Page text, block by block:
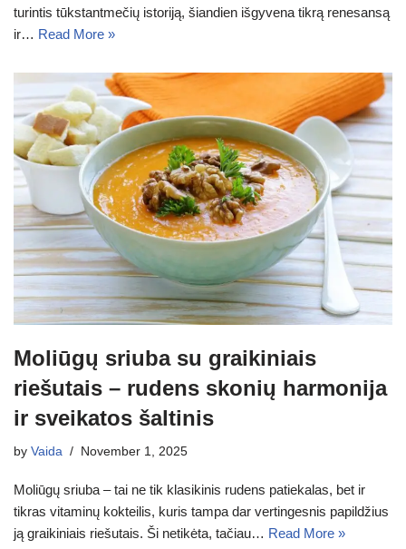
turintis tūkstantmečių istoriją, šiandien išgyvena tikrą renesansą
ir… Read More »
Moliūgų sriuba su graikiniais
riešutais – rudens skonių harmonija
ir sveikatos šaltinis
by Vaida November 1, 2025
Moliūgų sriuba – tai ne tik klasikinis rudens patiekalas, bet ir
tikras vitaminų kokteilis, kuris tampa dar vertingesnis papildžius
ją graikiniais riešutais. Ši netikėta, tačiau… Read More »